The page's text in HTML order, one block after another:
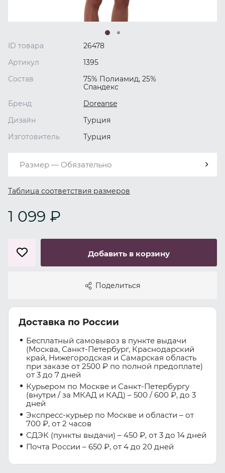
ID товара
26478
Артикул
1395
Состав
75% Полиамид, 25%
Спандекс
Бренд
Doreanse
Дизайн
Турция
Изготовитель
Турция
Размер — Обязательно
Таблица соответствия размеров
1 099 ₽
Добавить в корзину
Поделиться
Доставка по России
Бесплатный самовывоз в пункте выдачи
(Москва, Санкт-Петербург, Краснодарский
край, Нижегородская и Самарская область
при заказе от 2500 ₽ по полной предоплате)
от 3 до 7 дней
Курьером по Москве и Санкт-Петербургу
(внутри / за МКАД и КАД) – 500 / 600 ₽, до 3
дней
Экспресс-курьер по Москве и области – от
700 ₽, от 2 часов
СДЭК (пункты выдачи) – 450 ₽, от 3 до 14 дней
Почта России – 650 ₽, от 4 до 20 дней